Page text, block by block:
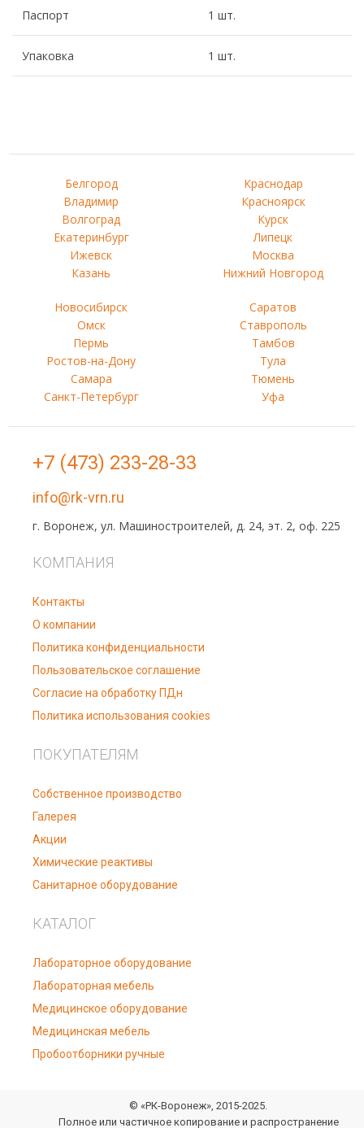
Паспорт 1 шт.
Упаковка 1 шт.
Белгород
Владимир
Волгоград
Екатеринбург
Ижевск
Казань
Краснодар
Красноярск
Курск
Липецк
Москва
Нижний Новгород
Новосибирск
Омск
Пермь
Ростов-на-Дону
Самара
Санкт-Петербург
Саратов
Ставрополь
Тамбов
Тула
Тюмень
Уфа
+7 (473) 233-28-33
info@rk-vrn.ru
г. Воронеж, ул. Машиностроителей, д. 24, эт. 2, оф. 225
КОМПАНИЯ
Контакты
О компании
Политика конфиденциальности
Пользовательское соглашение
Согласие на обработку ПДн
Политика использования cookies
ПОКУПАТЕЛЯМ
Собственное производство
Галерея
Акции
Химические реактивы
Санитарное оборудование
КАТАЛОГ
Лабораторное оборудование
Лабораторная мебель
Медицинское оборудование
Медицинская мебель
Пробоотборники ручные
© «РК-Воронеж», 2015-2025.
Полное или частичное копирование и распространение